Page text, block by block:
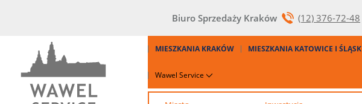
Biuro Sprzedaży Kraków (12) 376-72-48
MIESZKANIA KRAKÓW MIESZKANIA KATOWICE I ŚLĄSK
Wawel Service